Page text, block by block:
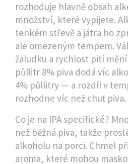
rozhoduje hlavně obsah
množství, které vypijete.
tenkém střevě a játra ho
ale omezeným tempem.
žaludku a rychlost pití
půllitr 8% piva dodá víc
4% půllitry — a rozdíl v
rozhodne víc než chuť piva.
Co je na IPA specifické?
než běžná piva, takže
alkoholu na porci. Chmel
aroma, které mohou